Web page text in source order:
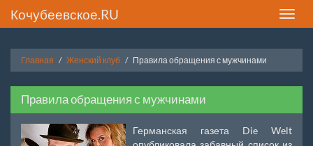
Toggle
Кочубеевское.RU
Главная Женский клуб Правила обращения с мужчинами
Правила обращения с мужчинами
Германская газета Die Welt